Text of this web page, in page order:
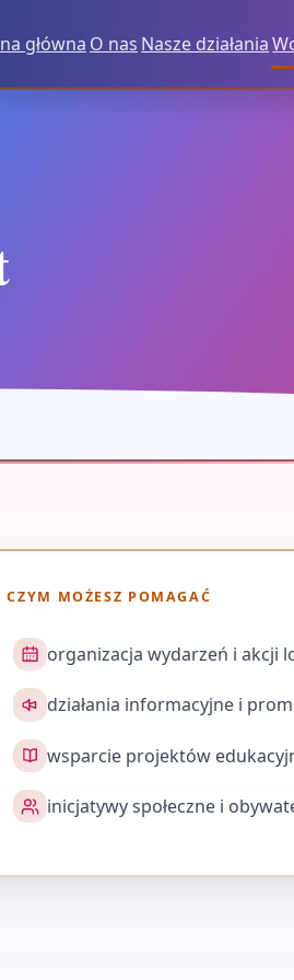
główna O nas Nasze działania
CZYM MOŻESZ POMAGAĆ
organizacja wydarzeń i akcji
działania informacyjne i
wsparcie projektów
inicjatywy społeczne i